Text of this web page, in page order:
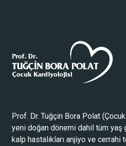
Prof. Dr. Tuğçin Bora Polat (
yeni doğan dönemi dahil tüm yaş
kalp hastalıkları anjiyo ve cerrahi